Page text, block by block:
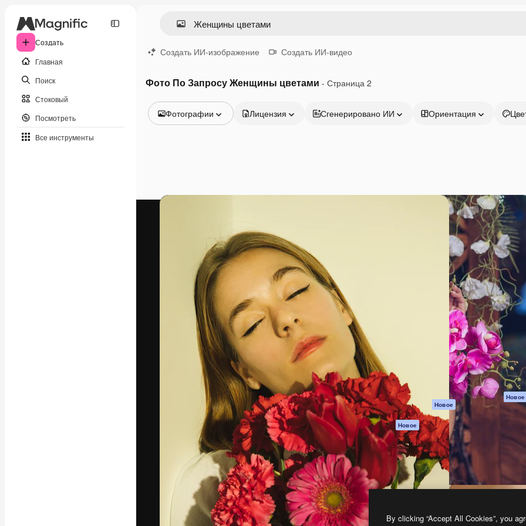
Создать
Главная
Поиск
Стоковый
Посмотреть
Все инструменты
Создать ИИ-изображение Создать ИИ-видео
Фото По Запросу Женщины цветами - Страница 2
Фотографии
Видео
Лицензия Сгенерировано ИИ Ориентация
Креативная платформа для создания
ваших лучших работ. Более 1 миллиона
подписчиков среди креаторов,
предприятий, агентств и студий.
Pусский
ИИ
Генератор голоса
на основе ИИ
Стоковый контент
MCP для
Claude/ChatGPT
Новое
Агенты Новое
API
Мобильное
приложение
Все инструменты
Magnific
Начать
Academy
Документация
Пакету ИИ
Служба
поддержки
Условия и
положения
Политика
Оригиналы Новое
Политика
cookie
Центр доверия
Партнеры
Предприятие
By clicking “Accept All Cookies”, you